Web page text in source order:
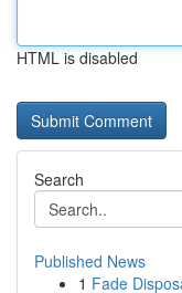
HTML is disabled
Search
Published News
1 Fade